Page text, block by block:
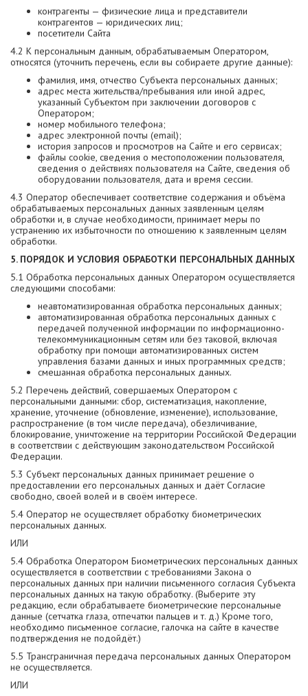
контрагенты — физические лица и представители
контрагентов — юридических лиц;
посетители Сайта
4.2 К персональным данным, обрабатываемым Оператором,
относятся (уточнить перечень, если вы собираете другие данные):
фамилия, имя, отчество Субъекта персональных данных;
адрес места жительства/пребывания или иной адрес,
указанный Субъектом при заключении договоров с
Оператором;
номер мобильного телефона;
адрес электронной почты (email);
история запросов и просмотров на Сайте и его сервисах;
файлы cookie, сведения о местоположении пользователя,
сведения о действиях пользователя на Сайте, сведения об
оборудовании пользователя, дата и время сессии.
4.3 Оператор обеспечивает соответствие содержания и объёма
обрабатываемых персональных данных заявленным целям
обработки и, в случае необходимости, принимает меры по
устранению их избыточности по отношению к заявленным целям
обработки.
5. ПОРЯДОК И УСЛОВИЯ ОБРАБОТКИ ПЕРСОНАЛЬНЫХ ДАННЫХ
5.1 Обработка персональных данных Оператором осуществляется
следующими способами:
неавтоматизированная обработка персональных данных;
автоматизированная обработка персональных данных с
передачей полученной информации по информационно-
телекоммуникационным сетям или без таковой, включая
обработку при помощи автоматизированных систем
управления базами данных и иных программных средств;
смешанная обработка персональных данных.
5.2 Перечень действий, совершаемых Оператором с
персональными данными: сбор, систематизация, накопление,
хранение, уточнение (обновление, изменение), использование,
распространение (в том числе передача), обезличивание,
блокирование, уничтожение на территории Российской Федерации
в соответствии с действующим законодательством Российской
Федерации.
5.3 Субъект персональных данных принимает решение о
предоставлении его персональных данных и даёт Согласие
свободно, своей волей и в своём интересе.
5.4 Оператор не осуществляет обработку биометрических
персональных данных.
ИЛИ
5.4 Обработка Оператором Биометрических персональных данных
осуществляется в соответствии с требованиями Закона о
персональных данных при наличии письменного согласия Субъекта
персональных данных на такую обработку. (Выберите эту
редакцию, если обрабатываете биометрические персональные
данные (сетчатка глаза, отпечатки пальцев и т. д.) Кроме того,
необходимо письменное согласие, галочка на сайте в качестве
подтверждения не подойдёт.)
5.5 Трансграничная передача персональных данных Оператором
не осуществляется.
ИЛИ